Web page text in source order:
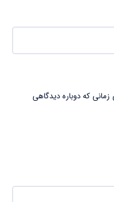
که دوباره دیدگاهی